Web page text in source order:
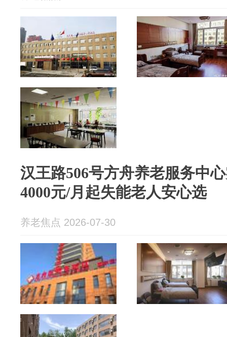
汉王路506号方舟养老服务中
4000元/月起失能老人安心选
养老焦点 2026-07-30